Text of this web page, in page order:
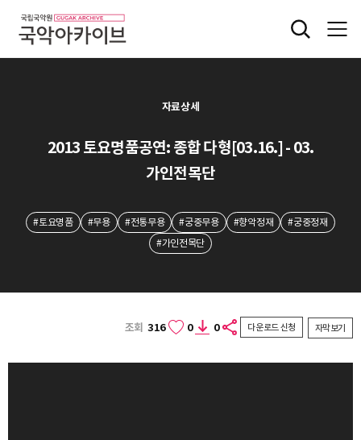
자료상세
2013 토요명품공연: 종합 다형[03.16.] - 03.
가인전목단
#토요명품 #무용 #전통무용 #궁중무용 #향악정재
#궁중정재
#가인전목단
조회 316 0 0 다운로드 신청 자막보기